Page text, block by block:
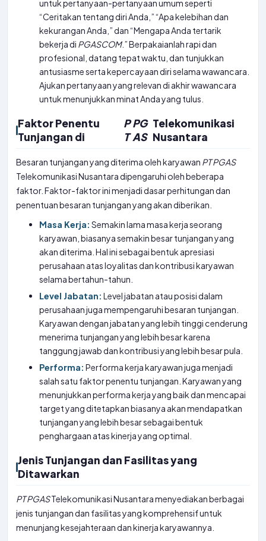
untuk pertanyaan-pertanyaan umum seperti
“Ceritakan tentang diri Anda,” “Apa kelebihan dan
kekurangan Anda,” dan “Mengapa Anda tertarik
bekerja di PGASCOM.” Berpakaianlah rapi dan
profesional, datang tepat waktu, dan tunjukkan
antusiasme serta kepercayaan diri selama wawancara.
Ajukan pertanyaan yang relevan di akhir wawancara
untuk menunjukkan minat Anda yang tulus.
Faktor Penentu
Tunjangan di
P
T
PG
AS
Telekomunikasi
Nusantara
Besaran tunjangan yang diterima oleh karyawan PTPGAS
Telekomunikasi Nusantara dipengaruhi oleh beberapa
faktor. Faktor-faktor ini menjadi dasar perhitungan dan
penentuan besaran tunjangan yang akan diberikan.
Masa Kerja: Semakin lama masa kerja seorang
karyawan, biasanya semakin besar tunjangan yang
akan diterima. Hal ini sebagai bentuk apresiasi
perusahaan atas loyalitas dan kontribusi karyawan
selama bertahun-tahun.
Level Jabatan: Level jabatan atau posisi dalam
perusahaan juga mempengaruhi besaran tunjangan.
Karyawan dengan jabatan yang lebih tinggi cenderung
menerima tunjangan yang lebih besar karena
tanggung jawab dan kontribusi yang lebih besar pula.
Performa: Performa kerja karyawan juga menjadi
salah satu faktor penentu tunjangan. Karyawan yang
menunjukkan performa kerja yang baik dan mencapai
target yang ditetapkan biasanya akan mendapatkan
tunjangan yang lebih besar sebagai bentuk
penghargaan atas kinerja yang optimal.
Jenis Tunjangan dan Fasilitas yang
Ditawarkan
PTPGASTelekomunikasi Nusantara menyediakan berbagai
jenis tunjangan dan fasilitas yang komprehensif untuk
menunjang kesejahteraan dan kinerja karyawannya.